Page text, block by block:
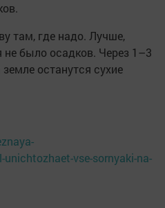
там, где надо. Лучше,
было осадков. Через 1–3
останутся сухие
vse-sornyaki-na-